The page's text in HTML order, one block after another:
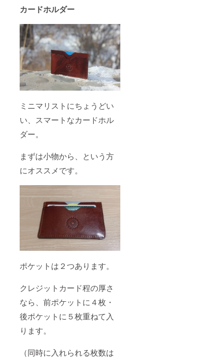
カードホルダー
ミニマリストにちょうどい
い、スマートなカードホル
ダー。
まずは小物から、という方
にオススメです。
ポケットは２つあります。
クレジットカード程の厚さ
なら、前ポケットに４枚・
後ポケットに５枚重ねて入
ります。
（同時に入れられる枚数は